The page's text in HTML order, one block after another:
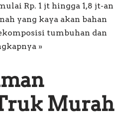
Rp. 1 jt hingga 1,8 jt-an
yang kaya akan bahan
tumbuhan dan
»
Murah